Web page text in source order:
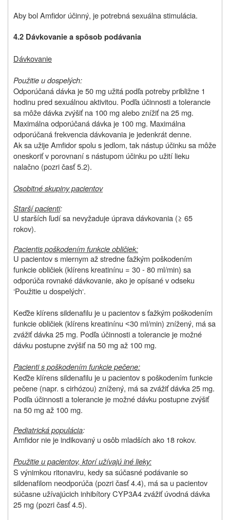
Aby bol Amfidor účinný, je potrebná sexuálna stimulácia.
4.2 Dávkovanie a spôsob podávania
Dávkovanie
Použitie u dospelých:
Odporúčaná dávka je 50 mg užitá podľa potreby približne 1
hodinu pred sexuálnou aktivitou. Podľa účinnosti a tolerancie
sa môže dávka zvýšiť na 100 mg alebo znížiť na 25 mg.
Maximálna odporúčaná dávka je 100 mg. Maximálna
odporúčaná frekvencia dávkovania je jedenkrát denne.
Ak sa užije Amfidor spolu s jedlom, tak nástup účinku sa môže
oneskoriť v porovnaní s nástupom účinku po užití lieku
nalačno (pozri časť 5.2).
Osobitné skupiny pacientov
Starší pacienti:
U starších ľudí sa nevyžaduje úprava dávkovania (≥ 65
rokov).
Pacientis poškodením funkcie obličiek:
U pacientov s miernym až stredne ťažkým poškodením
funkcie obličiek (klírens kreatinínu = 30 - 80 ml/min) sa
odporúča rovnaké dávkovanie, ako je opísané v odseku
‘Použitie u dospelých‘.
Keďže klírens sildenafilu je u pacientov s ťažkým poškodením
funkcie obličiek (klírens kreatinínu ˂30 ml/min) znížený, má sa
zvážiť dávka 25 mg. Podľa účinnosti a tolerancie je možné
dávku postupne zvýšiť na 50 mg až 100 mg.
Pacienti s poškodením funkcie pečene:
Keďže klírens sildenafilu je u pacientov s poškodením funkcie
pečene (napr. s cirhózou) znížený, má sa zvážiť dávka 25 mg.
Podľa účinnosti a tolerancie je možné dávku postupne zvýšiť
na 50 mg až 100 mg.
Pediatrická populácia:
Amfidor nie je indikovaný u osôb mladších ako 18 rokov.
Použitie u pacientov, ktorí užívajú iné lieky:
S výnimkou ritonaviru, kedy sa súčasné podávanie so
sildenafilom neodporúča (pozri časť 4.4), má sa u pacientov
súčasne užívajúcich inhibítory CYP3A4 zvážiť úvodná dávka
25 mg (pozri časť 4.5).